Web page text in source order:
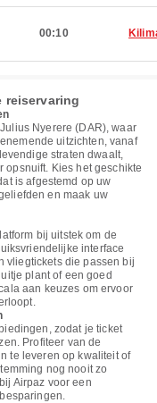
00:10
reiservaring
Nyerere (DAR), waar
uitzichten, vanaf
straten dwaalt,
opsnuift. Kies het geschikte
is afgestemd op uw
en maak uw
bij uitstek om de
interface
vliegtickets die passen bij
plant of een goed
aan keuzes om ervoor
zodat je ticket
Profiteer van de
te leveren op kwaliteit of
nog nooit zo
Airpaz voor een